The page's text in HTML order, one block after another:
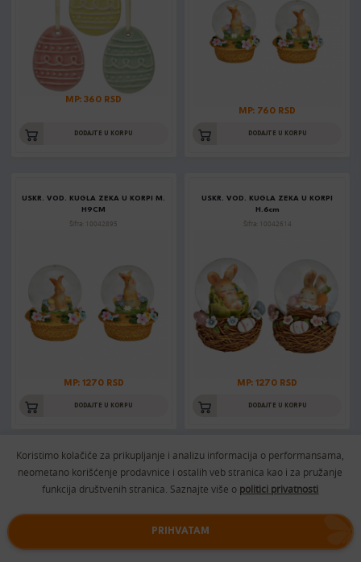
MP: 360 RSD
DODAJTE U KORPU
MP: 760 RSD
DODAJTE U KORPU
USKR. VOD. KUGLA ZEKA U KORPI M.
H9CM
Šifra: 10042895
MP: 1270 RSD
DODAJTE U KORPU
USKR. VOD. KUGLA ZEKA U KORPI
H.6cm
Šifra: 10042614
MP: 1270 RSD
DODAJTE U KORPU
USKR. PATULJAK PASTEL 30CM
Šifra: 067840
USKR. VREĆICA ZEKA 24X18CM
Šifra: 068021
Koristimo kolačiće za prikupljanje i analizu informacija o performansama,
neometano korišćenje prodavnice i ostalih veb stranica kao i za pružanje
funkcija društvenih stranica. Saznajte više o politici privatnosti
PRIHVATAM